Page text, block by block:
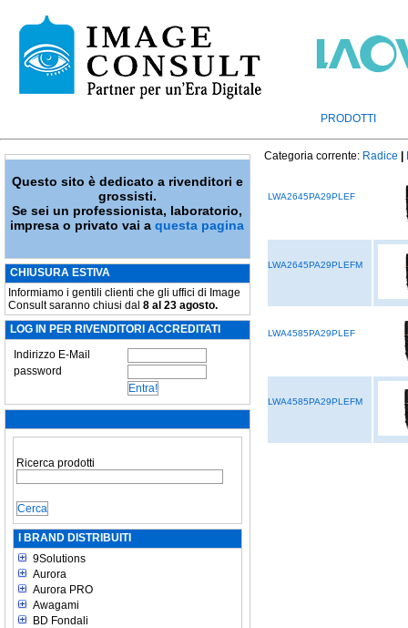
PRODOTTI
Questo sito è dedicato a rivenditori e
grossisti.
Se sei un professionista, laboratorio,
impresa o privato vai aquesta pagina
CHIUSURA ESTIVA
Informiamo i gentili clienti che gli uffici di Image
Consult saranno chiusi dal 8 al 23 agosto.
LOG IN PER RIVENDITORI ACCREDITATI
Indirizzo E-Mail
password
Ricerca prodotti
I BRAND DISTRIBUITI
9Solutions
Aurora
Aurora PRO
Awagami
BD Fondali
Categoria corrente: Radice
LWA2645PA29PLEF
LWA2645PA29PLEFM
LWA4585PA29PLEF
LWA4585PA29PLEFM